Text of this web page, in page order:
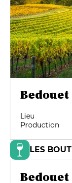
Bedouet
Lieu
Production
LES
Bedouet